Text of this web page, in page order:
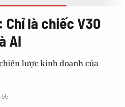
Chỉ là chiếc V30
AI
lược kinh doanh của